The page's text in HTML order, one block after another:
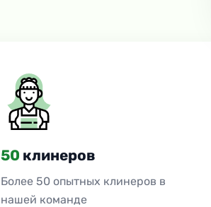
50 клинеров
Более 50 опытных клинеров в
нашей команде